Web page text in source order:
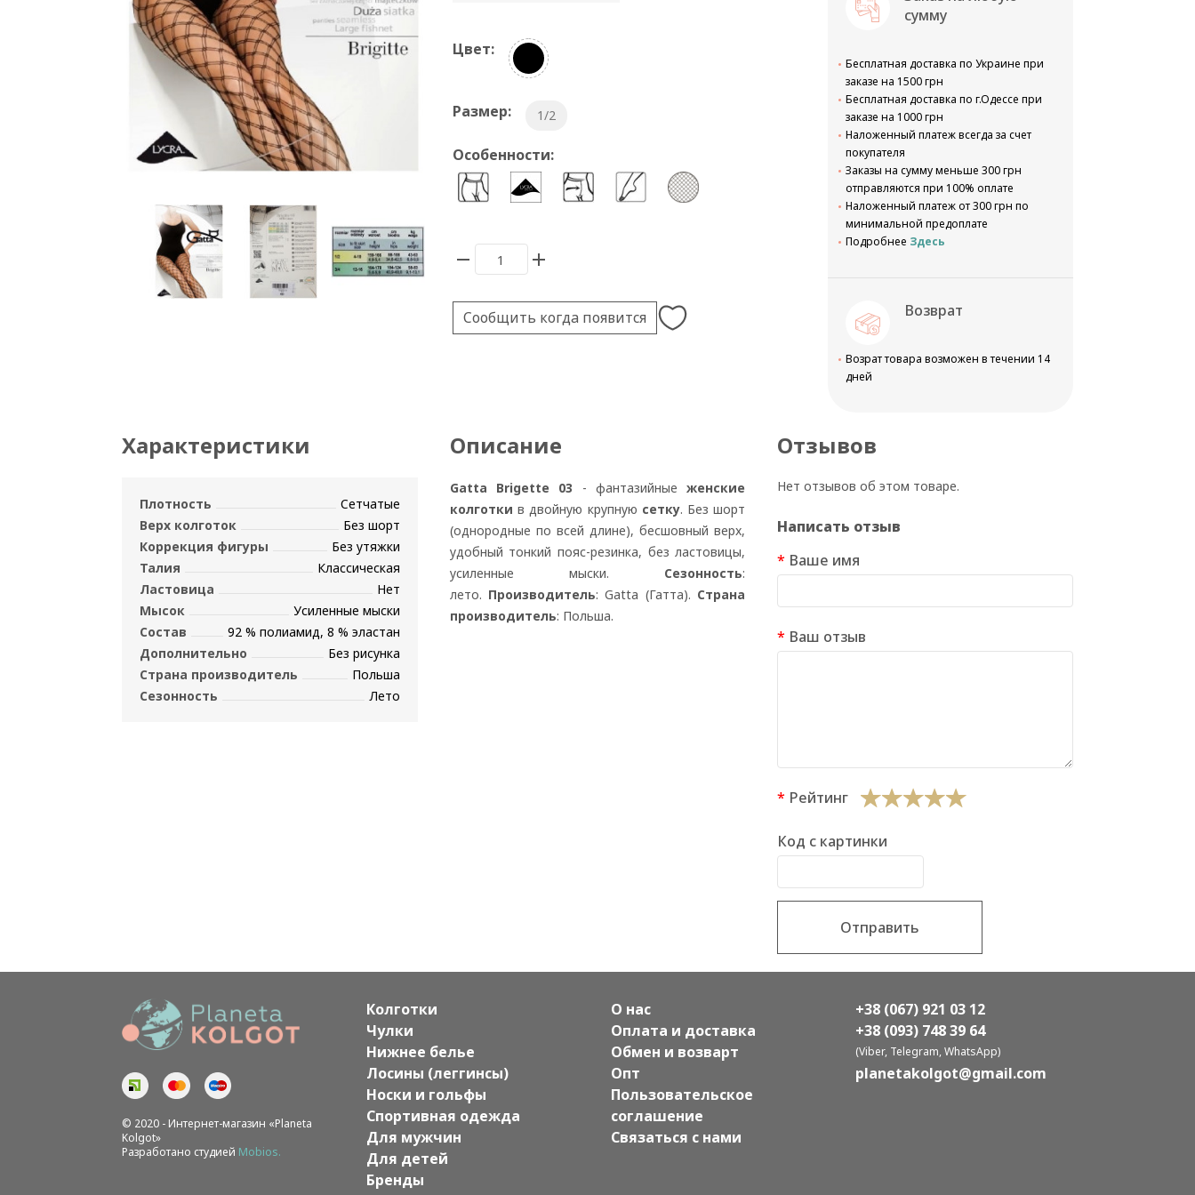
Цвет:
Размер: 1/2
Особенности:
Сообщить когда появится
сумму
Бесплатная доставка по Украине при
заказе на 1500 грн
Бесплатная доставка по г.Одессе при
заказе на 1000 грн
Наложенный платеж всегда за счет
покупателя
Заказы на сумму меньше 300 грн
отправляются при 100% оплате
Наложенный платеж от 300 грн по
минимальной предоплате
Подробнее Здесь
Возврат
Возрат товара возможен в течении 14
дней
Характеристики
Плотность
Сетчатые
Верх колготок
Без шорт
Коррекция фигуры
Без утяжки
Талия
Классическая
Ластовица
Нет
Мысок
Усиленные мыски
Состав
92 % полиамид, 8 % эластан
Дополнительно
Без рисунка
Страна производитель
Польша
Сезонность
Лето
Описание
Gatta Brigette 03 - фантазийныеженские
колготки в двойную крупную сетку. Без шорт
(однородные по всей длине), бесшовный верх,
удобный тонкий пояс-резинка, без ластовицы,
усиленные мыски. Сезонность:
лето. Производитель: Gattа (Гатта). Страна
производитель: Польша.
Отзывов
Нет отзывов об этом товаре.
Написать отзыв
Ваше имя
Ваш отзыв
Рейтинг
Код с картинки
Отправить
© 2020 - Интернет-магазин «Planeta
Kolgot»
Разработано студией Mobios.
Колготки
Чулки
Нижнее белье
Лосины (леггинсы)
Носки и гольфы
Спортивная одежда
Для мужчин
Для детей
Бренды
О нас
Оплата и доставка
Обмен и возварт
Опт
Пользовательское
соглашение
Связаться с нами
+38 (067) 921 03 12
+38 (093) 748 39 64
(Viber, Telegram, WhatsApp)
planetakolgot@gmail.com